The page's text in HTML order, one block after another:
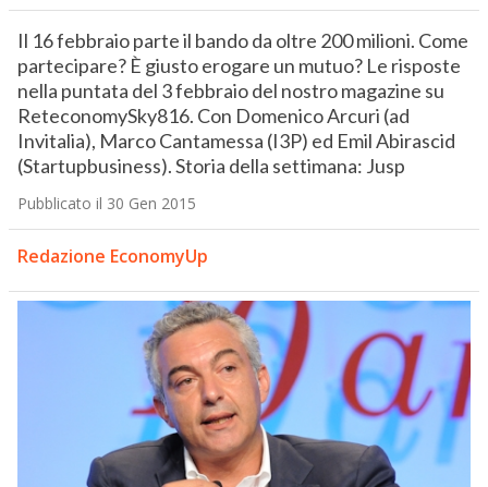
Il 16 febbraio parte il bando da oltre 200 milioni. Come
partecipare? È giusto erogare un mutuo? Le risposte
nella puntata del 3 febbraio del nostro magazine su
ReteconomySky816. Con Domenico Arcuri (ad
Invitalia), Marco Cantamessa (I3P) ed Emil Abirascid
(Startupbusiness). Storia della settimana: Jusp
Pubblicato il 30 Gen 2015
Redazione EconomyUp